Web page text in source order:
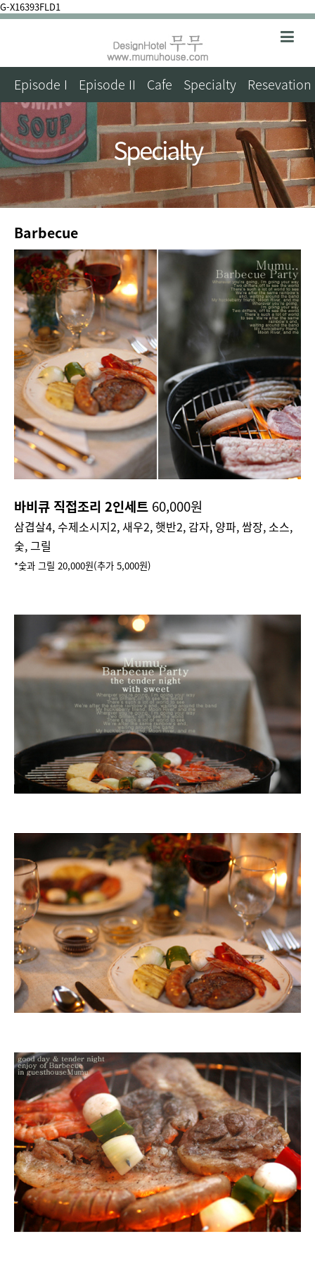
G-X16393FLD1
Episode I Episode II Cafe Specialty Resevation
Specialty
Barbecue
본문
바비큐 직접조리 2인세트 60,000원
삼겹살4, 수제소시지2, 새우2, 햇반2, 감자, 양파, 쌈장, 소스,
숯, 그릴
*숯과 그릴 20,000원(추가 5,000원)